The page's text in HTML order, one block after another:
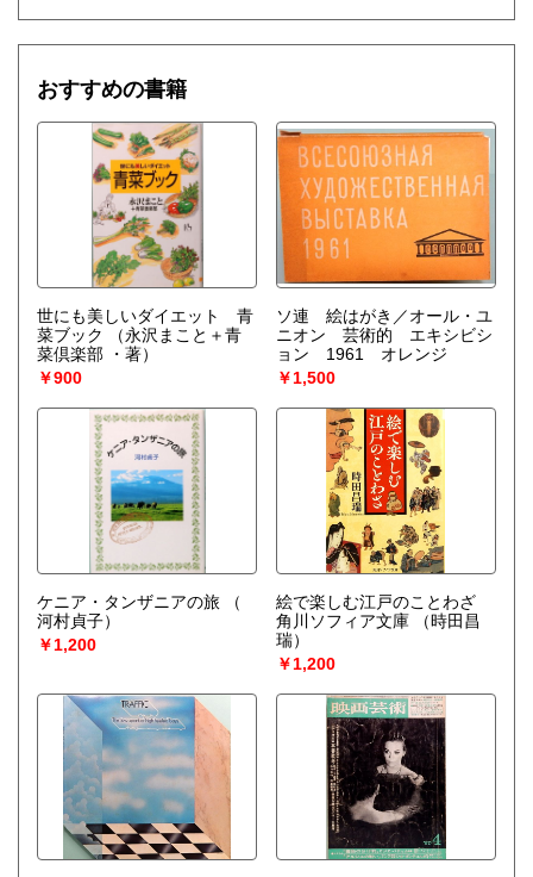
おすすめの書籍
世にも美しいダイエット 青
菜ブック
（永沢まこと＋青
菜倶楽部 ・著）
￥900
ソ連 絵はがき／オール・ユ
ニオン 芸術的 エキシビシ
ョン 1961 オレンジ
￥1,500
ケニア・タンザニアの旅
（
河村貞子）
￥1,200
絵で楽しむ江戸のことわざ
角川ソフィア文庫
（時田昌
瑞）
￥1,200